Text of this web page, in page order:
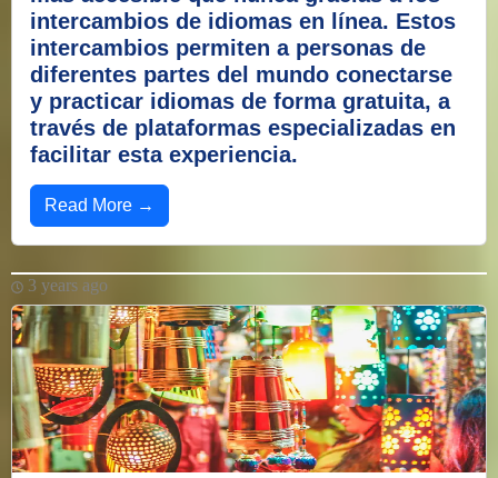
intercambios de idiomas en línea. Estos
intercambios permiten a personas de
diferentes partes del mundo conectarse
y practicar idiomas de forma gratuita, a
través de plataformas especializadas en
facilitar esta experiencia.
Read More →
3 years ago